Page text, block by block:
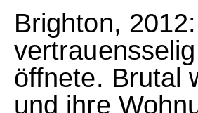
Brighton,
öffnete. Brutal
und ihre